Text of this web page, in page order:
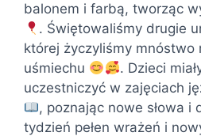
balonem i farbą, tworząc
. Świętowaliśmy drugie
której życzyliśmy mnóstwo
uśmiechu
. Dzieci
uczestniczyć w zajęciach
, poznając nowe słowa i
tydzień pełen wrażeń i